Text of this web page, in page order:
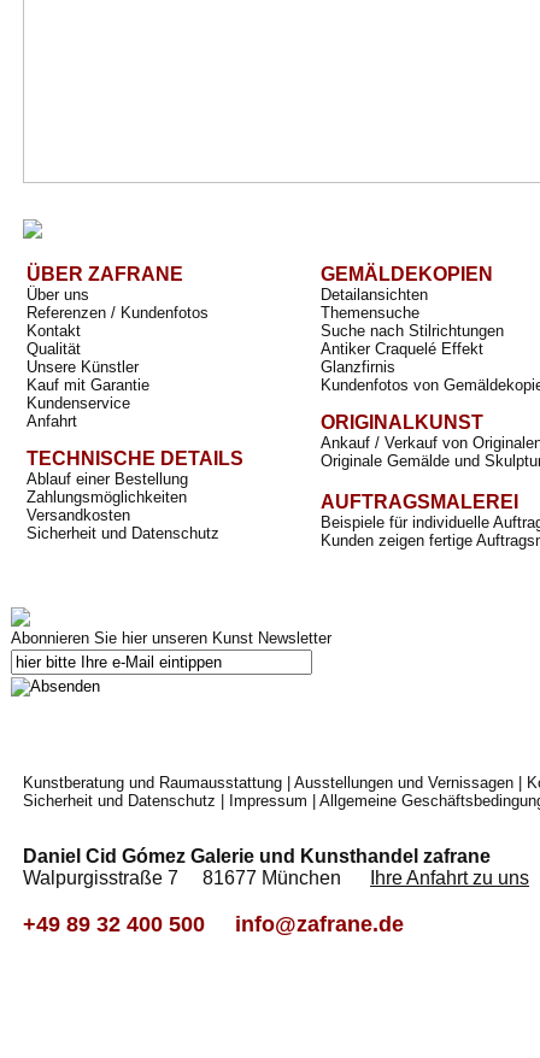
ÜBER ZAFRANE
Über uns
Referenzen / Kundenfotos
Kontakt
Qualität
Unsere Künstler
Kauf mit Garantie
Kundenservice
Anfahrt
TECHNISCHE DETAILS
Ablauf einer Bestellung
Zahlungsmöglichkeiten
Versandkosten
Sicherheit und Datenschutz
GEMÄLDEKOPIEN
Detailansichten
Themensuche
Suche nach Stilrichtungen
Antiker Craquelé Effekt
Glanzfirnis
Kundenfotos von
ORIGINALKUNST
Ankauf / Verkauf von
Originale Gemälde und
AUFTRAGSMALEREI
Beispiele für individuelle
Kunden zeigen fertige
Abonnieren Sie hier unseren Kunst Newsletter
Kunstberatung und Raumausstattung Ausstellungen und Vernissagen
Sicherheit und Datenschutz
Impressum Allgemeine
Daniel Cid Gómez Galerie und Kunsthandel zafrane
Walpurgisstraße 7 81677 München
Ihre Anfahrt zu uns
+49 89 32 400 500 info@zafrane.de